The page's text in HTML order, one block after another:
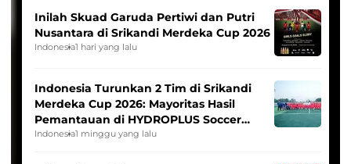
Inilah Skuad Garuda Pertiwi dan Putri
Nusantara di Srikandi Merdeka Cup 2026
Indonesia1 hari yang lalu
Indonesia Turunkan 2 Tim di Srikandi
Merdeka Cup 2026: Mayoritas Hasil
Pemantauan di HYDROPLUS Soccer
League
Indonesia1 minggu yang lalu